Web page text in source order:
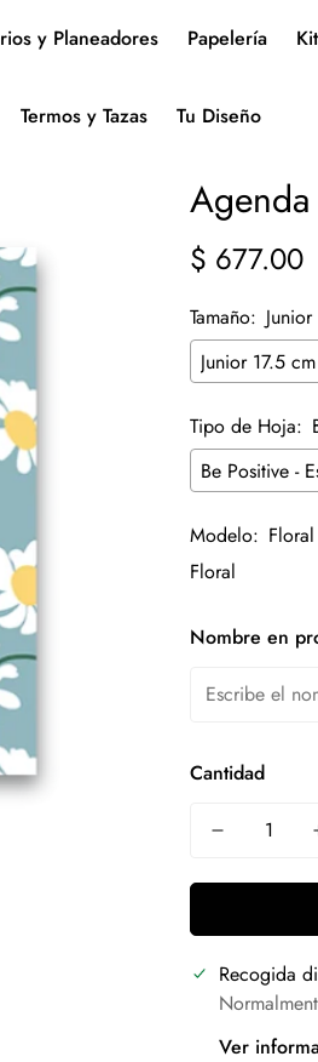
y Planeadores Papelería
Termos y Tazas Tu Diseño
Precio
$ 677.00
Tamaño:
Tipo de Hoja:
Modelo: Floral
Nombre en
Cantidad
Recogida
Ver